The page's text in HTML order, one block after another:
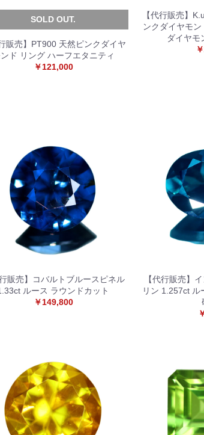
SOLD OUT.
販売】PT900 天然ピンクダイヤ
ド リング ハーフエタニティ
￥121,000
【代行販売】
ンクダイヤモ
ダイヤモ
行販売】コバルトブルースピネル
ルース ラウンドカット
￥149,800
【代行販売】
リン 1.257ct ル